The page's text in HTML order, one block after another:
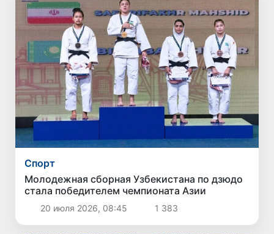
Спорт
Молодежная сборная Узбекистана по дзюдо
стала победителем чемпионата Азии
20 июля 2026, 08:45 1 383